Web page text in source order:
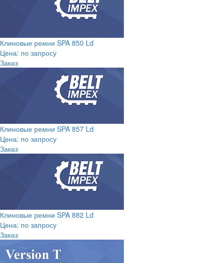
Клиновые ремни SPA 850 Ld
Цена: по запросу
Заказ
Клиновые ремни SPA 857 Ld
Цена: по запросу
Заказ
Клиновые ремни SPA 882 Ld
Цена: по запросу
Заказ